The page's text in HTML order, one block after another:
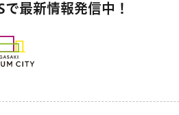
で最新情報発信中！